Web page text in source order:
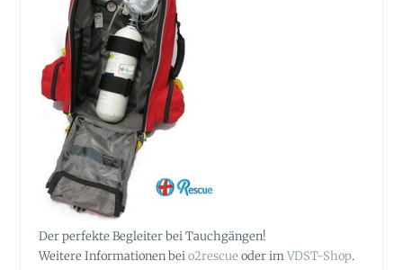
Der perfekte Begleiter bei Tauchgängen!
Weitere Informationen beio2rescueoder imVDST-Shop.